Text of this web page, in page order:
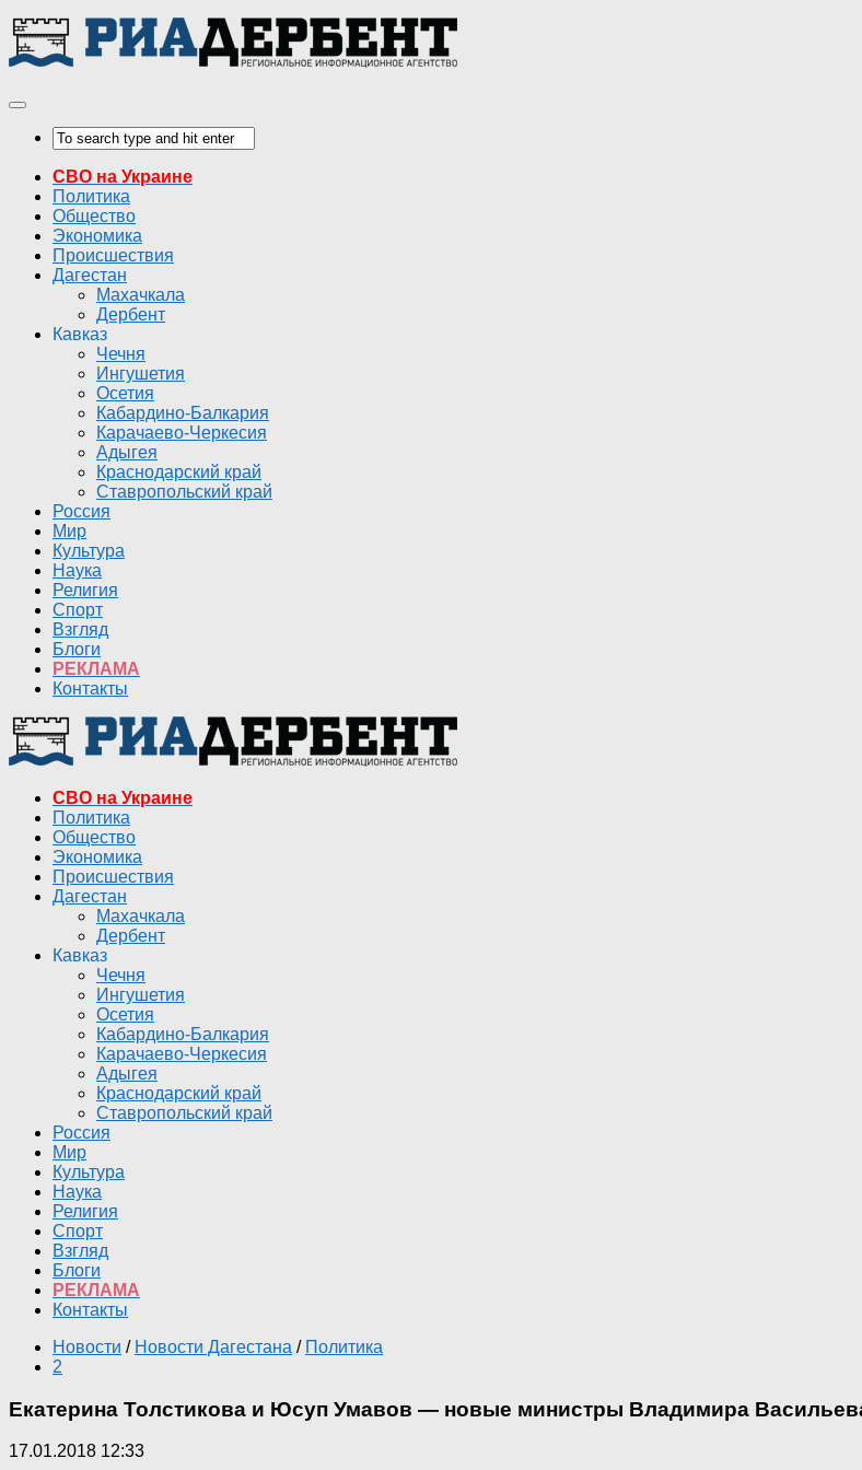
СВО на Украине
Политика
Общество
Экономика
Происшествия
Дагестан
Махачкала
Дербент
Кавказ
Чечня
Ингушетия
Осетия
Кабардино-Балкария
Карачаево-Черкесия
Адыгея
Краснодарский край
Ставропольский край
Россия
Мир
Культура
Наука
Религия
Спорт
Взгляд
Блоги
РЕКЛАМА
Контакты
СВО на Украине
Политика
Общество
Экономика
Происшествия
Дагестан
Махачкала
Дербент
Кавказ
Чечня
Ингушетия
Осетия
Кабардино-Балкария
Карачаево-Черкесия
Адыгея
Краснодарский край
Ставропольский край
Россия
Мир
Культура
Наука
Религия
Спорт
Взгляд
Блоги
РЕКЛАМА
Контакты
Новости / Новости Дагестана / Политика
2
Екатерина Толстикова и Юсуп Умавов — новые министры Владимира
17.01.2018 12:33